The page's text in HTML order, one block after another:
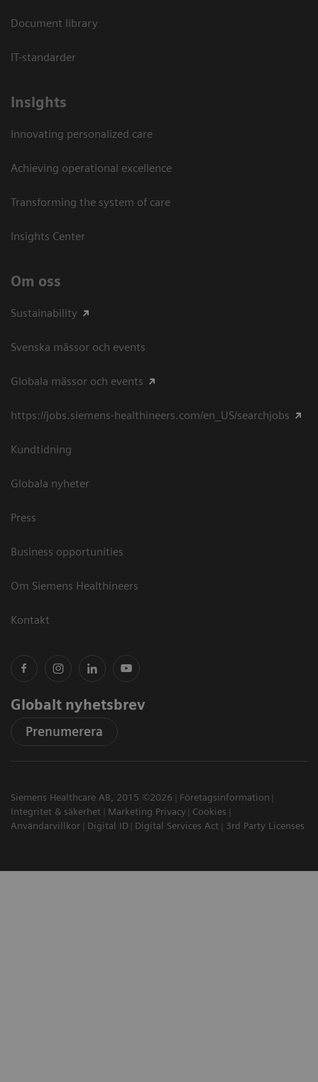
Document library
IT-standarder
Insights
Innovating personalized care
Achieving operational excellence​
Transforming the system of care
Insights Center
Om oss
Sustainability
Svenska mässor och events
Globala mässor och events
https://jobs.siemens-healthineers.com/en_US/searchjobs
Kundtidning
Globala nyheter
Press
Business opportunities
Om Siemens Healthineers
Kontakt
Globalt nyhetsbrev
Prenumerera
Siemens Healthcare AB, 2015 ©2026
Företagsinformation
Integritet & säkerhet
Marketing Privacy
Cookies
Användarvillkor
Digital ID Digital Services Act 3rd Party Licenses